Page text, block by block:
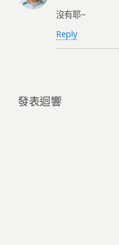
沒有耶~
Reply
發表迴響